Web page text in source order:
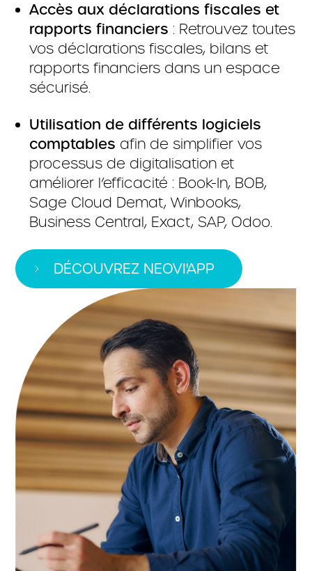
Accès aux déclarations fiscales et
rapports financiers : Retrouvez toutes
vos déclarations fiscales, bilans et
rapports financiers dans un espace
sécurisé.
Utilisation de différents logiciels
comptables afin de simplifier vos
processus de digitalisation et
améliorer l’efficacité : Book-In, BOB,
Sage Cloud Demat, Winbooks,
Business Central, Exact, SAP, Odoo.
DÉCOUVREZ NEOVI'APP